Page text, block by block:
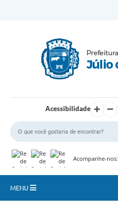
Acessibilidade
Acompanhe-nos:
MENU